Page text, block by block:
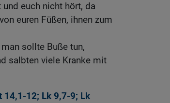
euch nicht hört, da
euren Füßen, ihnen zum
sollte Buße tun,
salbten viele Kranke mit
14,1-12; Lk 9,7-9; Lk